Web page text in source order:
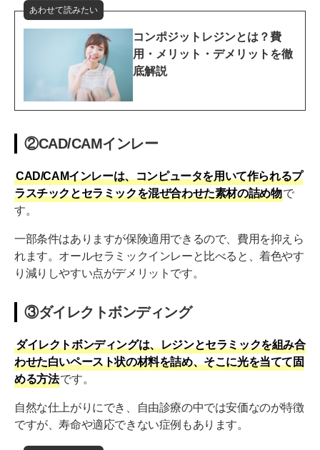
あわせて読みたい
コンポジットレジンとは？費
用・メリット・デメリットを徹
底解説
②CAD/CAMインレー
CAD/CAMインレーは、コンピュータを用いて作られるプ
ラスチックとセラミックを混ぜ合わせた素材の詰め物で
す。
一部条件はありますが保険適用できるので、費用を抑えら
れます。オールセラミックインレーと比べると、着色やす
り減りしやすい点がデメリットです。
③ダイレクトボンディング
ダイレクトボンディングは、レジンとセラミックを組み合
わせた白いペースト状の材料を詰め、そこに光を当てて固
める方法です。
自然な仕上がりにでき、自由診療の中では安価なのが特徴
ですが、寿命や適応できない症例もあります。